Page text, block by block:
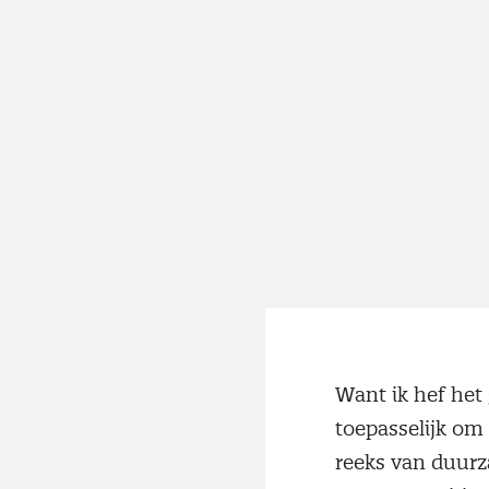
Want ik hef het
toepasselijk
reeks van